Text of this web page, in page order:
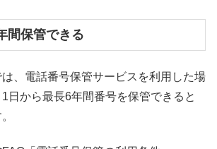
間保管できる
は、電話番号保管サービスを利用した場
日から最長6年間番号を保管できると